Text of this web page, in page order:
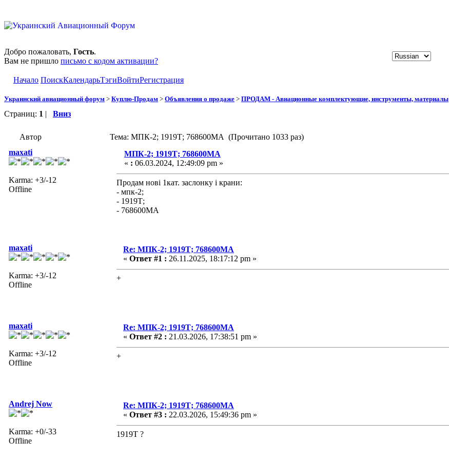
Добро пожаловать, Гость.
Вам не пришло письмо с кодом активации?
Начало ПоискКалендарьТэгиВойтиРегистрация
Украинский авиационный форум > Куплю-Продам > Объявления о продаже > ПРОДАМ - Авиационные комплектующие, инструменты, материалы
Страниц: 1 | Вниз
Автор
Тема: МПК-2; 1919Т; 768600МА (Прочитано 1033 раз)
maxati
Karma: +3/-12
Offline
МПК-2; 1919Т; 768600МА
« : 06.03.2024, 12:49:09 pm »
Продам нові 1кат. заслонку і крани:
- мпк-2;
- 1919Т;
- 768600МА
maxati
Karma: +3/-12
Offline
Re: МПК-2; 1919Т; 768600МА
« Ответ #1 : 26.11.2025, 18:17:12 pm »
+
maxati
Karma: +3/-12
Offline
Re: МПК-2; 1919Т; 768600МА
« Ответ #2 : 21.03.2026, 17:38:51 pm »
+
Andrej Now
Karma: +0/-33
Offline
Re: МПК-2; 1919Т; 768600МА
« Ответ #3 : 22.03.2026, 15:49:36 pm »
1919T ?